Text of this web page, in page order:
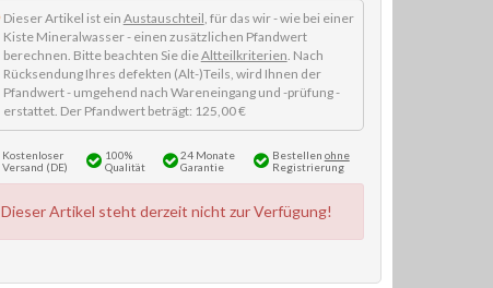
Dieser Artikel ist ein Austauschteil, für das wir - wie bei einer
Kiste Mineralwasser - einen zusätzlichen Pfandwert
berechnen. Bitte beachten Sie dieAltteilkriterien. Nach
Rücksendung Ihres defekten (Alt-)Teils, wird Ihnen der
Pfandwert - umgehend nach Wareneingang und -prüfung -
erstattet. Der Pfandwert beträgt: 125,00 €
Kostenloser
Versand (DE)
100%
Qualität
24 Monate
Garantie
Bestellen ohne
Registrierung
Dieser Artikel steht derzeit nicht zur Verfügung!